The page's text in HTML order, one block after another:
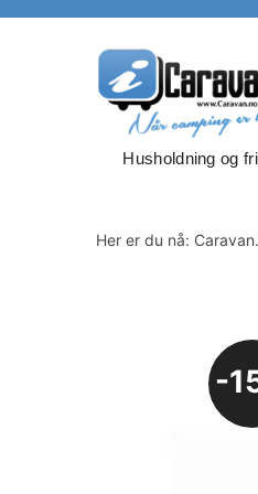
Husholdning og
Her er du nå: